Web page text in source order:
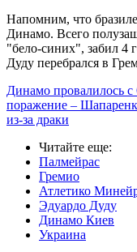
Напомним, что
Динамо. Всего
"бело-синих", забил 4
Дуду перебрался в
Динамо провалилось
поражение –
из-за драки
Читайте еще:
Палмейрас
Гремио
Атлетико
Эдуардо Дуду
Динамо Киев
Украина